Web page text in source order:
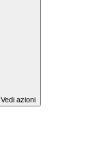
Vedi azioni